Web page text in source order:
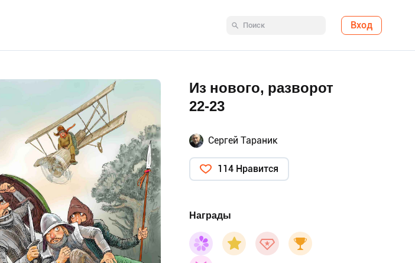
Вход
Из нового, разворот
22-23
Сергей Тараник
114 Нравится
Награды